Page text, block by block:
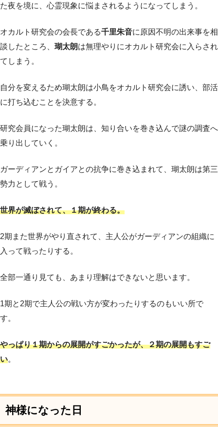
た夜を境に、心霊現象に悩まされるようになってしまう。
オカルト研究会の会長である千里朱音に原因不明の出来事を相
談したところ、 瑚太朗は無理やりにオカルト研究会に入らされ
てしまう。
自分を変えるため瑚太朗は小鳥をオカルト研究会に誘い、部活
に打ち込むことを決意する。
研究会員になった瑚太朗は、知り合いを巻き込んで謎の調査へ
乗り出していく。
ガーディアンとガイアとの抗争に巻き込まれて、瑚太朗は第三
勢力として戦う。
世界が滅ぼされて、１期が終わる。
2期また世界がやり直されて、主人公がガーディアンの組織に
入って戦ったりする。
全部一通り見ても、あまり理解はできないと思います。
1期と2期で主人公の戦い方が変わったりするのもいい所で
す。
やっぱり１期からの展開がすごかったが、２期の展開もすご
い。
神様になった日